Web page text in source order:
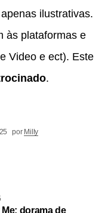
ilustrativas.
às plataformas e
Video e ect). Este
.
por Milly
dorama de